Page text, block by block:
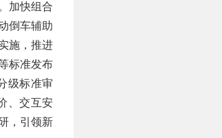
加快组合
倒车辅助
施，推进
标准发布
级标准审
、交互安
，引领新